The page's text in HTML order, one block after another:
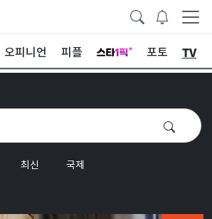
오피니언 피플 포토 TV
최신 국제